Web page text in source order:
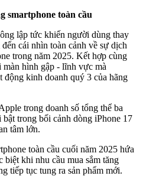
smartphone toàn cầu
lập tức khiến người dùng thay
cái nhìn toàn cảnh về sự dịch
trong năm 2025. Kết hợp cùng
hình gập - lĩnh vực mà
động kinh doanh quý 3 của hãng
trong doanh số tổng thể ba
trong bối cảnh dòng iPhone 17
tâm lớn.
toàn cầu cuối năm 2025 hứa
biệt khi nhu cầu mua sắm tăng
tiếp tục tung ra sản phẩm mới.